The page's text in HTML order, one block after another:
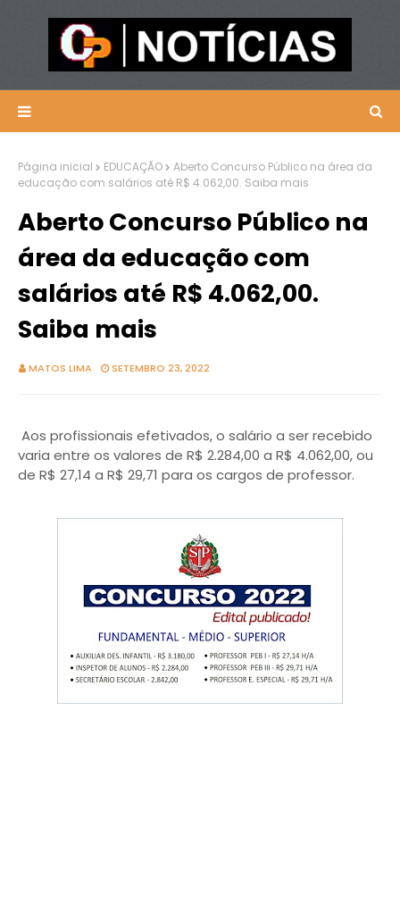
Página inicial EDUCAÇÃO
Aberto Concurso Público na área da
educação com salários até R$ 4.062,00. Saiba mais
Aberto Concurso Público na
área da educação com
salários até R$ 4.062,00.
Saiba mais
MATOS LIMA SETEMBRO 23, 2022
Aos profissionais efetivados, o salário a ser recebido
varia entre os valores de R$ 2.284,00 a R$ 4.062,00, ou
de R$ 27,14 a R$ 29,71 para os cargos de professor.